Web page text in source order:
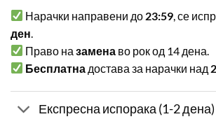
Нарачки направени до 23:59 , се
ден
Право назамена во рок од 14 дена.
Бесплатна достава за нарачки над
Експресна испорака (1-2 дена)